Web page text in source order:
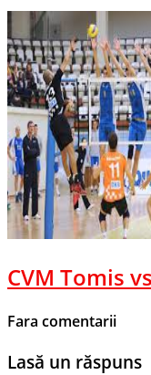
CVM Tomis
Fara comentarii
Lasă un răspuns